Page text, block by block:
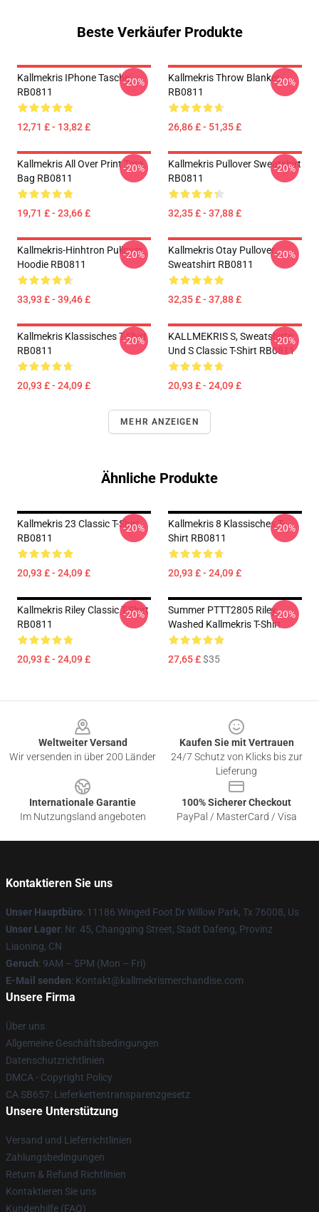
Beste Verkäufer Produkte
Kallmekris IPhone Tasche
RB0811
12,71 £ - 13,82 £
-20%
Kallmekris Throw Blanket
RB0811
26,86 £ - 51,35 £
-20%
Kallmekris All Over Print Tote
Bag RB0811
19,71 £ - 23,66 £
-20%
Kallmekris Pullover Sweatshirt
RB0811
32,35 £ - 37,88 £
-20%
Kallmekris-Hinhtron Pullover
Hoodie RB0811
33,93 £ - 39,46 £
-20%
Kallmekris Otay Pullover
Sweatshirt RB0811
32,35 £ - 37,88 £
-20%
Kallmekris Klassisches T-Shirt
RB0811
20,93 £ - 24,09 £
-20%
KALLMEKRIS S, Sweatshirts
Und S Classic T-Shirt RB0811
20,93 £ - 24,09 £
-20%
MEHR ANZEIGEN
Ähnliche Produkte
Kallmekris 23 Classic T-Shirt
RB0811
20,93 £ - 24,09 £
-20%
Kallmekris 8 Klassisches T-
Shirt RB0811
20,93 £ - 24,09 £
-20%
Kallmekris Riley Classic T-Shirt
RB0811
20,93 £ - 24,09 £
-20%
Summer PTTT2805 Riley
Washed Kallmekris T-Shirt
27,65 £$35
-20%
Weltweiter Versand
Wir versenden in über 200 Länder
Kaufen Sie mit Vertrauen
24/7 Schutz von Klicks bis zur
Lieferung
Internationale Garantie
Im Nutzungsland angeboten
100% Sicherer Checkout
PayPal / MasterCard / Visa
Kontaktieren Sie uns
Unser Hauptbüro: 11186 Winged Foot Dr Willow Park, Tx 76008, Us
Unser Lager: Nr. 45, Changqing Street, Stadt Dafeng, Provinz
Liaoning, CN
Geruch: 9AM – 5PM (Mon – Fri)
E-Mail senden: Kontakt@kallmekrismerchandise.com
Unsere Firma
Über uns
Allgemeine Geschäftsbedingungen
Datenschutzrichtlinien
DMCA - Copyright Policy
CA SB657: Lieferkettentransparenzgesetz
Unsere Unterstützung
Versand und Lieferrichtlinien
Zahlungsbedingungen
Return & Refund Richtlinien
Kontaktieren Sie uns
Kundenhilfe (FAQ)